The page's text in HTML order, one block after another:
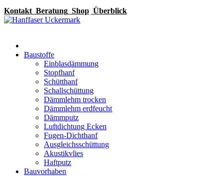
Kontakt Beratung Shop Überblick
Baustoffe
Einblasdämmung
Stopfhanf
Schütthanf
Schallschüttung
Dämmlehm trocken
Dämmlehm erdfeucht
Dämmputz
Luftdichtung Ecken
Fugen-Dichthanf
Ausgleichsschüttung
Akustikvlies
Haftputz
Bauvorhaben